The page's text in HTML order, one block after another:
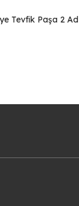
Tevfik Paşa 2 Ad